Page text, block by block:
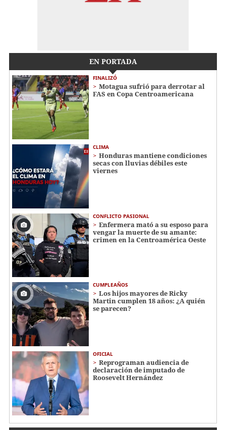
EN PORTADA
FINALIZÓ
Motagua sufrió para derrotar al
FAS en Copa Centroamericana
CLIMA
Honduras mantiene condiciones
secas con lluvias débiles este
viernes
CONFLICTO PASIONAL
Enfermera mató a su esposo para
vengar la muerte de su amante:
crimen en la Centroamérica Oeste
CUMPLEAÑOS
Los hijos mayores de Ricky
Martin cumplen 18 años: ¿A quién
se parecen?
OFICIAL
Reprograman audiencia de
declaración de imputado de
Roosevelt Hernández